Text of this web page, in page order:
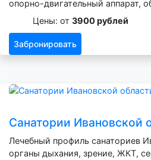
опорно-двигательный аппарат,
Цены: от 3900 рублей
Забронировать
Санатории Ивановской
Лечебный профиль санаториев
органы дыхания, зрение, ЖКТ,